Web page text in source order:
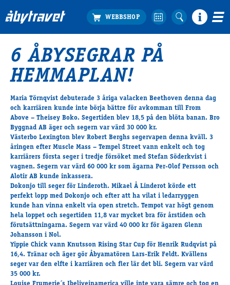
Köp biljett
Travprogrammet
Bra att veta
Restauranger
Catering by Lyon
Hotell nära oss
Nybörjar­guide
Presentkort
Tävlingsdagar
FAQ
Travkonferens
Exponering & värdskap
Aktiviteter
6 ÅBYSEGRAR PÅ
HEMMAPLAN!
Maria Törnqvist debuterade 3 åriga valacken Beethoven denna dag
och karriären kunde inte börja bättre för avkomman till From
Above – Theisey Boko. Segertiden blev 18,5 på den blöta banan. Bro
Byggnad AB äger och segern var värd 30 000 kr.
Västerbo Lexington blev Robert Berghs segervapen denna kväll. 3
åringen efter Muscle Mass – Tempel Street vann enkelt och tog
karriärers första seger i tredje försöket med Stefan Söderkvist i
vagnen. Segern var värd 60 000 kr som ägarna Per-Olof Persson och
Alotir AB kunde inkassera.
Dokonjo till seger för Linderoth. Mikael Å Linderot körde ett
perfekt lopp med Dokonjo och efter att ha vilat i ledarryggen
kunde han vinna enkelt via open stretch. Tempot var högt genom
hela loppet och segertiden 11,8 var mycket bra för årstiden och
förutsättningarna. Segern var värd 40 000 kr för ägaren Glenn
Johansson i Nol.
Yippie Chick vann Knutsson Rising Star Cup för Henrik Rudqvist på
16,4. Tränar och äger gör Åbyamatören Lars-Erik Feldt. Kvällens
seger var den elfte i karriären och fler lär det bli. Segern var värd
35 000 kr.